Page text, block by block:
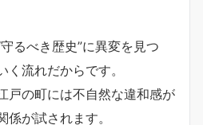
るべき歴史”に異変を見つ
流れだからです。
戸の町には不自然な違和感が
が試されます。